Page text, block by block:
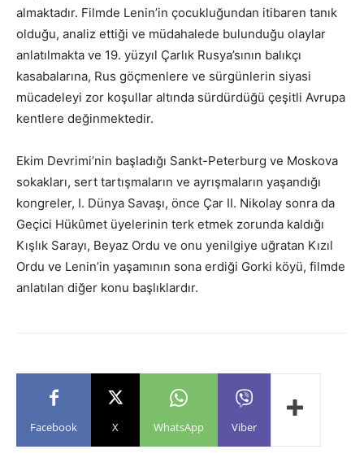
almaktadır. Filmde Lenin’in çocukluğundan itibaren tanık
olduğu, analiz ettiği ve müdahalede bulunduğu olaylar
anlatılmakta ve 19. yüzyıl Çarlık Rusya’sının balıkçı
kasabalarına, Rus göçmenlere ve sürgünlerin siyasi
mücadeleyi zor koşullar altında sürdürdüğü çeşitli Avrupa
kentlere değinmektedir.
Ekim Devrimi’nin başladığı Sankt-Peterburg ve Moskova
sokakları, sert tartışmaların ve ayrışmaların yaşandığı
kongreler, I. Dünya Savaşı, önce Çar II. Nikolay sonra da
Geçici Hükûmet üyelerinin terk etmek zorunda kaldığı
Kışlık Sarayı, Beyaz Ordu ve onu yenilgiye uğratan Kızıl
Ordu ve Lenin’in yaşamının sona erdiği Gorki köyü, filmde
anlatılan diğer konu başlıklardır.
Facebook X WhatsApp Viber